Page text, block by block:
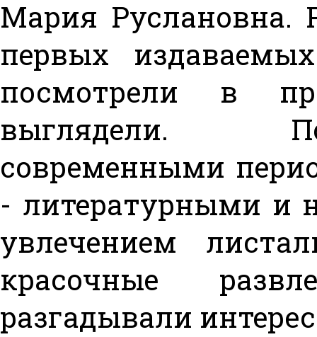
Мария Руслановна.
первых
посмотрели в
выглядели.
современными
- литературными и
увлечением
красочные
разгадывали